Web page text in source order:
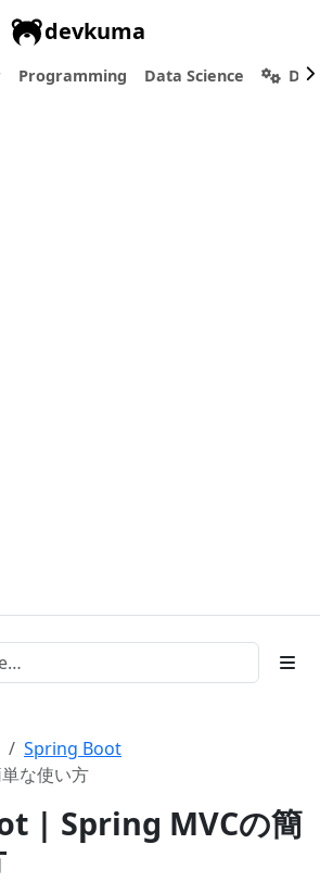
devkuma
Programming Data Science
Spring Boot
な使い方
| Spring MVCの簡